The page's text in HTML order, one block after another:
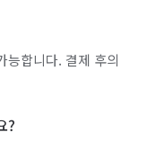
능합니다. 결제 후의
?